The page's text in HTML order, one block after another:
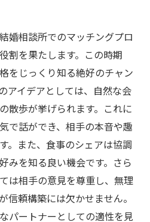
婚相談所でのマッチングプロ
割を果たします。この時期
をじっくり知る絶好のチャン
アイデアとしては、自然な会
散歩が挙げられます。これに
で話ができ、相手の本音や趣
。また、食事のシェアは協調
みを知る良い機会です。さら
は相手の意見を尊重し、無理
信頼構築には欠かせません。
パートナーとしての適性を見